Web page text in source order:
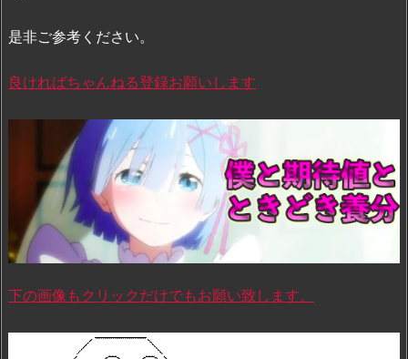
是非ご参考ください。
良ければちゃんねる登録お願いします
下の画像もクリックだけでもお願い致します。